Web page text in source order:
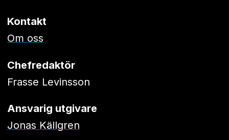
Kontakt
Om oss
Chefredaktör
Frasse Levinsson
Ansvarig utgivare
Jonas Källgren